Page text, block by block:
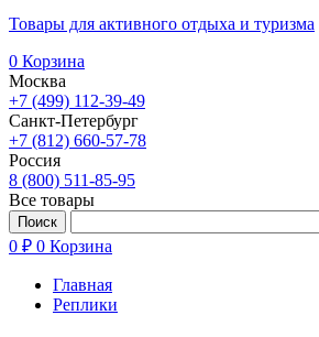
Товары для активного отдыха и туризма
0 Корзина
Москва
+7 (499) 112-39-49
Санкт-Петербург
+7 (812) 660-57-78
Россия
8 (800) 511-85-95
Все товары
0 ₽ 0 Корзина
Главная
Реплики